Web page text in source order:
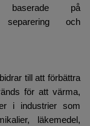
baserade på
separering och
till att förbättra
för att värma,
i industrier som
läkemedel,